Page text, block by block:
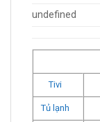
undefined
Tivi
Tủ lạnh